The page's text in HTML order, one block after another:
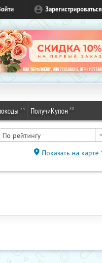
Зарегистрироваться
53 ПолучиКупон 88
По рейтингу
Показать на карте